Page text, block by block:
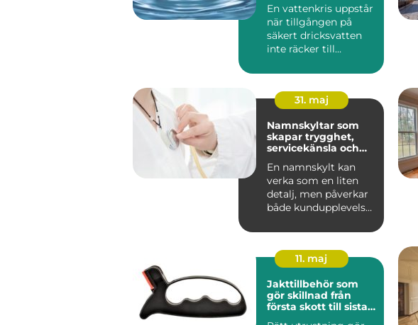
En vattenkris uppstår
när tillgången på
säkert dricksvatten
inte räcker till
grundläggand...
31. maj
Namnskyltar som
skapar trygghet,
servicekänsla och
En namnskylt kan
verka som en liten
detalj, men påverkar
både kundupplevelse,
v...
11. maj
Jakttillbehör som
gör skillnad från
första skott till sista